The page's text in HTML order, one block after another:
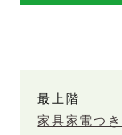
最上階
家具家電つ